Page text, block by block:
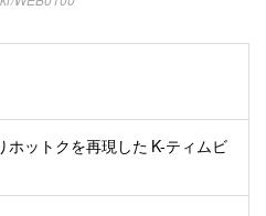
ホットクを再現した K-ティムビ